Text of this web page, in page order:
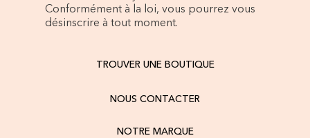
Conformément à la loi, vous pourrez vous
désinscrire à tout moment.
TROUVER UNE BOUTIQUE
NOUS CONTACTER
NOTRE MARQUE